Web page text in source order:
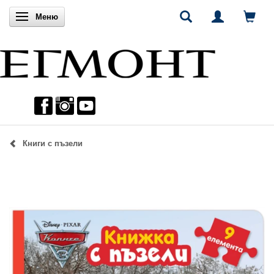
Включи навигацията
Меню
Книги с пъзели